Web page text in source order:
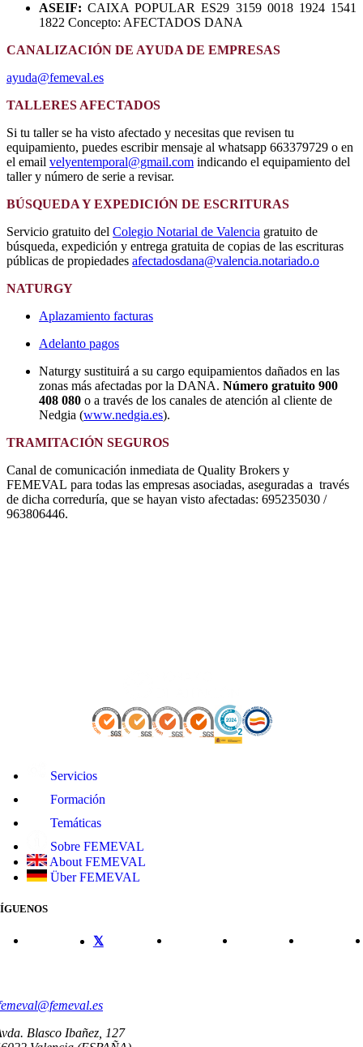
ASEIF: CAIXA POPULAR ES29 3159 0018 1924 1541
1822 Concepto: AFECTADOS DANA
CANALIZACIÓN DE AYUDA DE EMPRESAS
ayuda@femeval.es
TALLERES AFECTADOS
Si tu taller se ha visto afectado y necesitas que revisen tu
equipamiento, puedes escribir mensaje al whatsapp 663379729 o en
el email velyentemporal@gmail.com indicando el equipamiento del
taller y número de serie a revisar.
BÚSQUEDA Y EXPEDICIÓN DE ESCRITURAS
Servicio gratuito del Colegio Notarial de Valencia gratuito de
búsqueda, expedición y entrega gratuita de copias de las escrituras
públicas de propiedades afectadosdana@valencia.notariado.o
NATURGY
Aplazamiento facturas
Adelanto pagos
Naturgy sustituirá a su cargo equipamientos dañados en las
zonas más afectadas por la DANA. Número gratuito 900
408 080 o a través de los canales de atención al cliente de
Nedgia (www.nedgia.es).
TRAMITACIÓN SEGUROS
Canal de comunicación inmediata de Quality Brokers y
FEMEVAL para todas las empresas asociadas, aseguradas a través
de dicha correduría, que se hayan visto afectadas: 695235030 /
963806446.
Servicios
Formación
Temáticas
Sobre FEMEVAL
About FEMEVAL
Über FEMEVAL
Blasco Ibañez, 127